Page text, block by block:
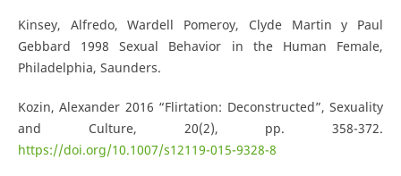
Kinsey, Alfredo, Wardell Pomeroy, Clyde Martin y Paul
Gebbard 1998 Sexual Behavior in the Human Female,
Philadelphia, Saunders.
Kozin, Alexander 2016 “Flirtation: Deconstructed”, Sexuality
and Culture, 20(2), pp. 358-372.
https://doi.org/10.1007/s12119-015-9328-8